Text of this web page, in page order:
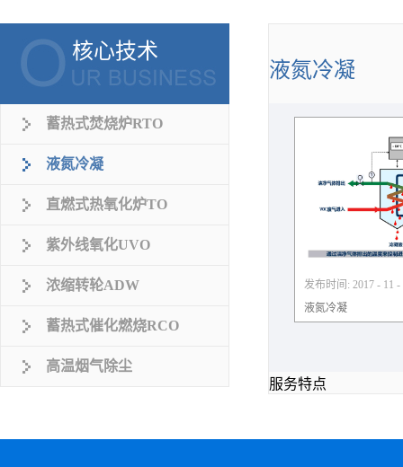
核心技术
蓄热式焚烧炉RTO
液氮冷凝
直燃式热氧化炉TO
紫外线氧化UVO
浓缩转轮ADW
蓄热式催化燃烧RCO
高温烟气除尘
液氮冷凝
液氮冷凝
发布时间: 2017 - 11 -
服务特点